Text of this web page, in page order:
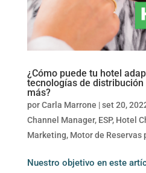
¿Cómo puede tu hotel
tecnologías de distribución
más?
porCarla Marrone |set 20,
Channel Manager, ESP, Hotel
Marketing, Motor de Reservas
Nuestro objetivo en este